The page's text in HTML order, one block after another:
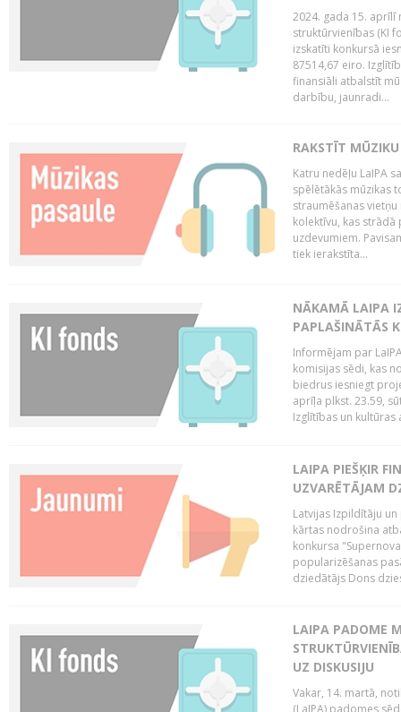
2024. gada 15. aprīlī
struktūrvienības (KI
izskatīti konkursā
87514,67 eiro.
finansiāli atbalstīt
darbību, jaunradi...
RAKSTĪT
Katru nedēļu LaIPA
spēlētākās mūzikas
straumēšanas
kolektīvu, kas
uzdevumiem.
tiek ierakstīta...
NĀKAMĀ LAIPA
PAPLAŠINĀTĀS
Informējam par
komisijas sēdi, kas
biedrus iesniegt
aprīļa plkst. 23.59,
Izglītības un kultūras
LAIPA PIEŠĶIR
UZVARĒTĀJAM
Latvijas Izpildītāju
kārtas nodrošina
konkursa
popularizēšanas
dziedātājs Dons
LAIPA PADOME
UZ DISKUSIJU
Vakar, 14. martā,